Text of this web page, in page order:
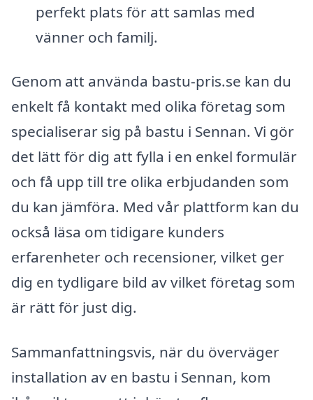
perfekt plats för att samlas med
vänner och familj.
Genom att använda bastu-pris.se kan du
enkelt få kontakt med olika företag som
specialiserar sig på bastu i Sennan. Vi gör
det lätt för dig att fylla i en enkel formulär
och få upp till tre olika erbjudanden som
du kan jämföra. Med vår plattform kan du
också läsa om tidigare kunders
erfarenheter och recensioner, vilket ger
dig en tydligare bild av vilket företag som
är rätt för just dig.
Sammanfattningsvis, när du överväger
installation av en bastu i Sennan, kom